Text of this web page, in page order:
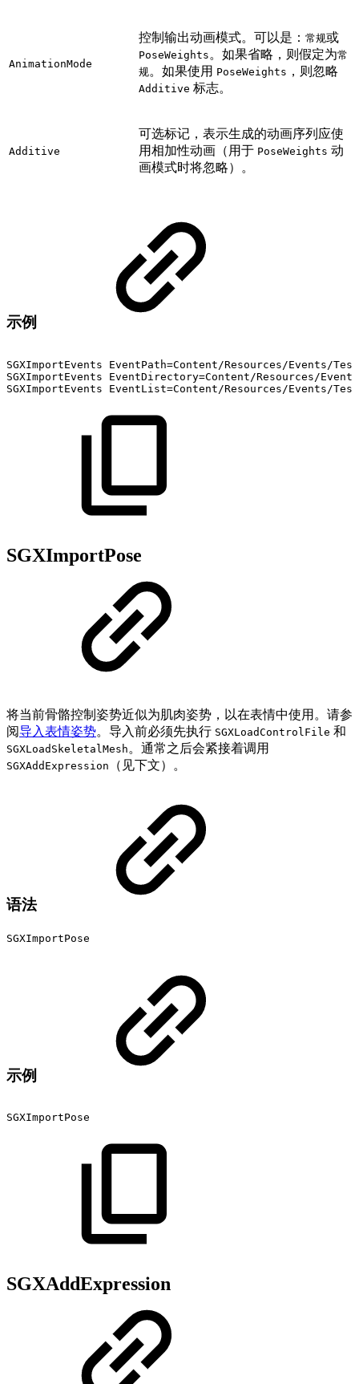
AnimationMode
控制输出动画模式。可以是： 常规或
PoseWeights 。如果省略，则假定为常
规。如果使用 PoseWeights ，则忽略
Additive 标志。
Additive
可选标记，表示生成的动画序列应使
用相加性动画（用于 PoseWeights 动
画模式时将忽略）。
示例
SGXImportEvents
EventPath=Content/Resources/Events/
SGXImportEvents
EventDirectory=Content/Resources/
SGXImportEvents
EventList=Content/Resources/Events/
SGXImportPose
将当前骨骼控制姿势近似为肌肉姿势，以在表情中使用。请参
阅导入表情姿势。导入前必须先执行 SGXLoadControlFile 和
SGXLoadSkeletalMesh。通常之后会紧接着调用
SGXAddExpression （见下文）。
语法
SGXImportPose
示例
SGXImportPose
SGXAddExpression